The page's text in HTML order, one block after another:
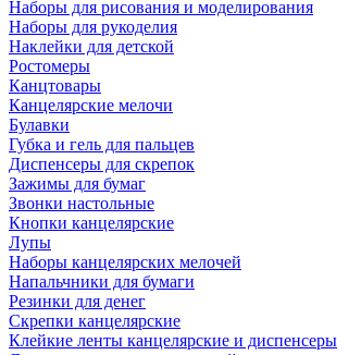
Наборы для рисования и моделирования
Наборы для рукоделия
Наклейки для детской
Ростомеры
Канцтовары
Канцелярские мелочи
Булавки
Губка и гель для пальцев
Диспенсеры для скрепок
Зажимы для бумаг
Звонки настольные
Кнопки канцелярские
Лупы
Наборы канцелярских мелочей
Напальчники для бумаги
Резинки для денег
Скрепки канцелярские
Клейкие ленты канцелярские и диспенсеры